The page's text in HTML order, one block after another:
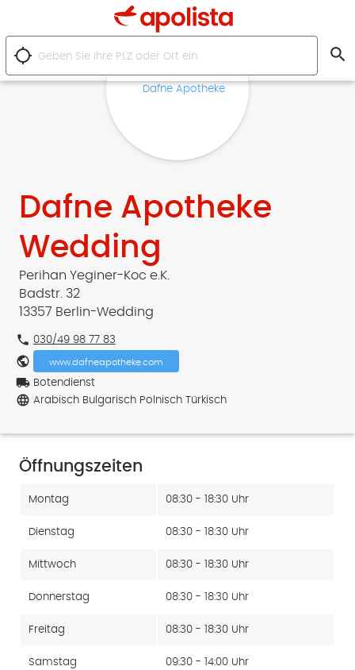
location_searching search
Dafne Apotheke
Wedding
Perihan Yeginer-Koc e.K.
Badstr. 32
13357 Berlin-Wedding
phone 030/49 98 77 83
public www.dafneapotheke.com
local_shipping Botendienst
language Arabisch Bulgarisch Polnisch Türkisch
Öffnungszeiten
Montag 08:30 - 18:30 Uhr
Dienstag 08:30 - 18:30 Uhr
Mittwoch 08:30 - 18:30 Uhr
Donnerstag 08:30 - 18:30 Uhr
Freitag 08:30 - 18:30 Uhr
Samstag 09:30 - 14:00 Uhr